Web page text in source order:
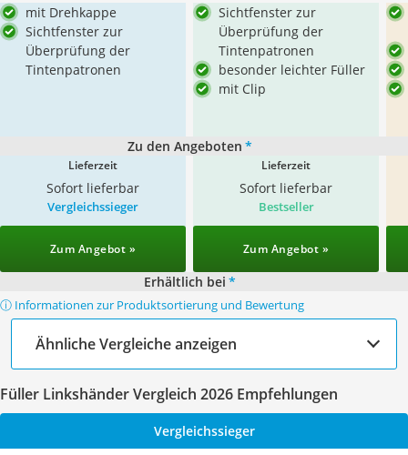
mit Drehkappe
Sichtfenster zur
Überprüfung der
Tintenpatronen
Sichtfenster zur
Überprüfung der
Tintenpatronen
besonder leichter Füller
mit Clip
Zu den Angeboten *
Lieferzeit
Sofort lieferbar
Lieferzeit
Sofort lieferbar
Vergleichssieger
Zum Angebot »
Bestseller
Zum Angebot »
Erhältlich bei *
ⓘ Informationen zur Produktsortierung und Bewertung
Ähnliche Vergleiche anzeigen
Füller Linkshänder Vergleich 2026 Empfehlungen
Vergleichssieger